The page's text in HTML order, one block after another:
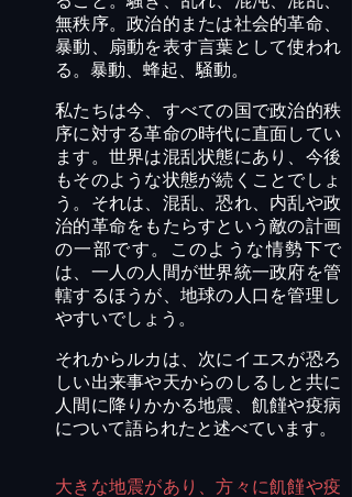
無秩序。政治的または社会的革命、
暴動、扇動を表す言葉として使われ
る。暴動、蜂起、騒動。
私たちは今、すべての国で政治的秩
序に対する革命の時代に直面してい
ます。世界は混乱状態にあり、今後
もそのような状態が続くことでしょ
う。それは、混乱、恐れ、内乱や政
治的革命をもたらすという敵の計画
の一部です。このような情勢下で
は、一人の人間が世界統一政府を管
轄するほうが、地球の人口を管理し
やすいでしょう。
それからルカは、次にイエスが恐ろ
しい出来事や天からのしるしと共に
人間に降りかかる地震、飢饉や疫病
について語られたと述べています。
大きな地震があり、方々に飢饉や疫